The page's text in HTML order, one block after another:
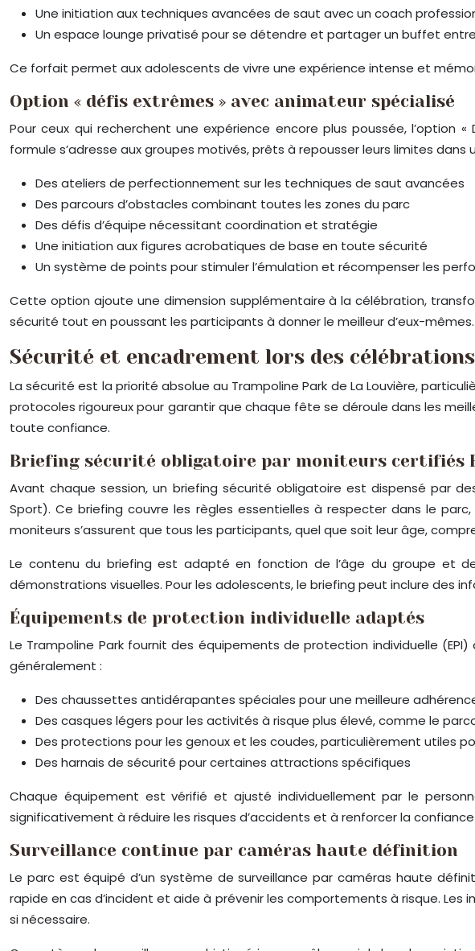
Une initiation aux techniques avancées de saut avec un coach
Un espace lounge privatisé pour se détendre et partager un buffet
Ce forfait permet aux adolescents de vivre une expérience intense et
Option « défis extrêmes » avec animateur spécialisé
Pour ceux qui recherchent une expérience encore plus poussée, l’option
formule s’adresse aux groupes motivés, prêts à repousser leurs limites dans
Des ateliers de perfectionnement sur les techniques de saut avancées
Des parcours d’obstacles combinant toutes les zones du parc
Des défis d’équipe nécessitant coordination et stratégie
Une initiation aux figures acrobatiques de base en toute sécurité
Un système de points pour stimuler l’émulation et récompenser les
Cette option ajoute une dimension supplémentaire à la célébration,
sécurité tout en poussant les participants à donner le meilleur d’eux-mêmes.
Sécurité et encadrement lors des célébrations
La sécurité est la priorité absolue au Trampoline Park de La Louvière,
protocoles rigoureux pour garantir que chaque fête se déroule dans les
toute confiance.
Briefing sécurité obligatoire par moniteurs certifiés
Avant chaque session, un briefing sécurité obligatoire est dispensé par
Sport). Ce briefing couvre les règles essentielles à respecter dans le
moniteurs s’assurent que tous les participants, quel que soit leur âge,
Le contenu du briefing est adapté en fonction de l’âge du groupe et
démonstrations visuelles. Pour les adolescents, le briefing peut inclure des
Équipements de protection individuelle adaptés
Le Trampoline Park fournit des équipements de protection individuelle
généralement :
Des chaussettes antidérapantes spéciales pour une meilleure
Des casques légers pour les activités à risque plus élevé, comme le
Des protections pour les genoux et les coudes, particulièrement utiles
Des harnais de sécurité pour certaines attractions spécifiques
Chaque équipement est vérifié et ajusté individuellement par le
significativement à réduire les risques d’accidents et à renforcer la
Surveillance continue par caméras haute définition
Le parc est équipé d’un système de surveillance par caméras haute
rapide en cas d’incident et aide à prévenir les comportements à risque.
si nécessaire.